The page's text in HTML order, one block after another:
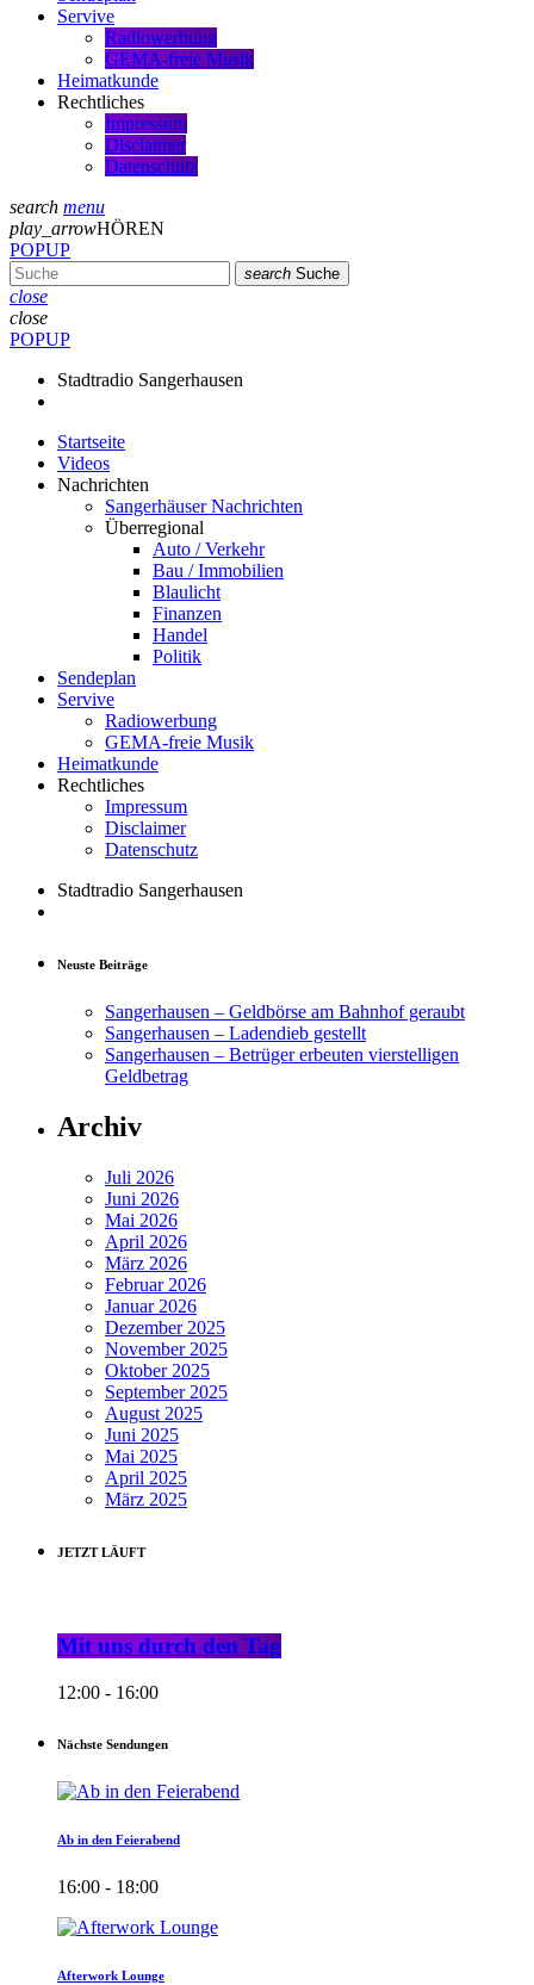
Servive
Radiowerbung
GEMA-freie Musik
Heimatkunde
Rechtliches
Impressum
Disclaimer
Datenschutz
search menu
play_arrowHÖREN
POPUP
search Suche
close
close
POPUP
Stadtradio Sangerhausen
Startseite
Videos
Nachrichten
Sangerhäuser Nachrichten
Überregional
Auto / Verkehr
Bau / Immobilien
Blaulicht
Finanzen
Handel
Politik
Sendeplan
Servive
Radiowerbung
GEMA-freie Musik
Heimatkunde
Rechtliches
Impressum
Disclaimer
Datenschutz
Stadtradio Sangerhausen
Neuste Beiträge
Sangerhausen – Geldbörse am Bahnhof geraubt
Sangerhausen – Ladendieb gestellt
Sangerhausen – Betrüger erbeuten vierstelligen
Geldbetrag
Archiv
Juli 2026
Juni 2026
Mai 2026
April 2026
März 2026
Februar 2026
Januar 2026
Dezember 2025
November 2025
Oktober 2025
September 2025
August 2025
Juni 2025
Mai 2025
April 2025
März 2025
JETZT LÄUFT
Mit uns durch den Tag
12:00 - 16:00
Nächste Sendungen
Ab in den Feierabend
16:00 - 18:00
Afterwork Lounge